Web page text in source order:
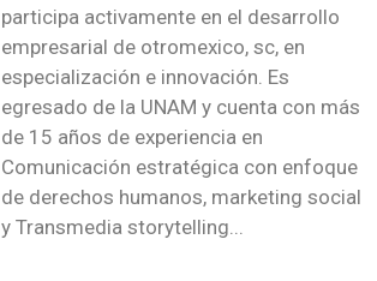
participa activamente en el desarrollo
empresarial de otromexico, sc, en
especialización e innovación. Es
egresado de la UNAM y cuenta con más
de 15 años de experiencia en
Comunicación estratégica con enfoque
de derechos humanos, marketing social
y Transmedia storytelling...